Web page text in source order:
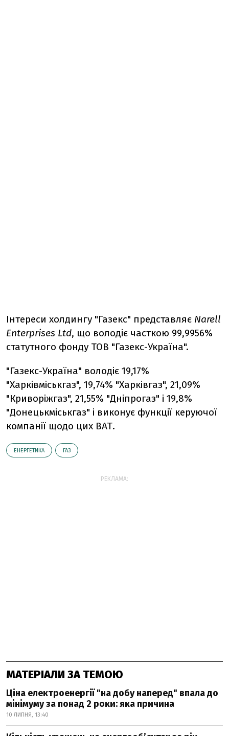
Інтереси холдингу "Газекс" представляє Narell
Enterprises Ltd, що володіє часткою 99,9956%
статутного фонду ТОВ "Газекс-Україна".
"Газекс-Україна" володіє 19,17%
"Харківміськгаз", 19,74% "Харківгаз", 21,09%
"Криворіжгаз", 21,55% "Дніпрогаз" і 19,8%
"Донецькміськгаз" і виконує функції керуючої
компанії щодо цих ВАТ.
ЕНЕРГЕТИКА ГАЗ
РЕКЛАМА:
МАТЕРІАЛИ ЗА ТЕМОЮ
Ціна електроенергії "на добу наперед" впала до
мінімуму за понад 2 роки: яка причина
10 ЛИПНЯ, 13:40